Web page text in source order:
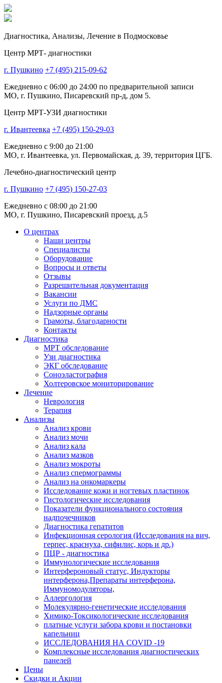
Диагностика, Анализы, Лечение в Подмосковье
Центр МРТ- диагностики
г. Пушкино +7 (495) 215-09-62
Ежедневно с 06:00 до 24:00 по предварительной записи
МО, г. Пушкино, Писаревский пр-д, дом 5.
Центр МРТ-УЗИ диагностики
г. Ивантеевка +7 (495) 150-29-03
Ежедневно с 9:00 до 21:00
МО, г. Ивантеевка, ул. Первомайская, д. 39, территория ЦГБ.
Лечебно-диагностический центр
г. Пушкино +7 (495) 150-27-03
Ежедневно с 08:00 до 21:00
МО, г. Пушкино, Писаревский проезд, д.5
О центрах
Наши центры
Специалисты
Оборудование
Вопросы и ответы
Отзывы
Разрешительная документация
Вакансии
Услуги по ДМС
Надзорные органы
Грамоты, благодарности
Контакты
Диагностика
МРТ обследование
Узи диагностика
ЭКГ обследование
Соноэластография
Холтеровское мониторирование
Лечение
Неврология
Терапия
Анализы
Анализ крови
Анализ мочи
Анализ кала
Анализ мазков
Анализ мокроты
Анализ спермограммы
Анализ на онкомаркеры
Исследование кожи и ногтевых пластинок
Гистологические исследования
Показатели функционального состояния
надпочечников
Диагностика гепатитов
Инфекционная серология (Исследования на вич,
герпес, краснуха, сифилис, корь и др.)
ПЦР - диагностика
Иммунологические исследования
Интерфероновый статус, Индукторы
интерферона,Препараты интерферона,
Иммуномодуляторы,
Аллергология
Молекулярно-генетические исследования
Химико-Токсикологические исследования
платные услуги забора крови и постановки
капельниц
ИССЛЕДОВАНИЯ НА COVID -19
Комплексные исследования диагностических
панелей
Цены
Скидки и Акции